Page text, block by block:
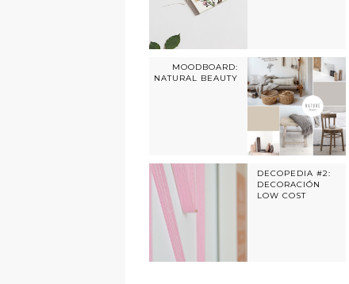
MOODBOARD:
NATURAL BEAUTY
DECOPEDIA #2:
DECORACIÓN
LOW COST